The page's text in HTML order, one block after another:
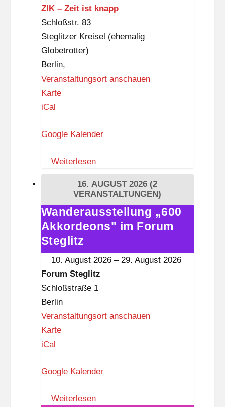
ZIK – Zeit ist knapp
Schloßstr. 83
Steglitzer Kreisel (ehemalig
Globetrotter)
Berlin,
Veranstaltungsort anschauen
KarteZ
–
e
i
i
t
k
n
a
p
p
iCal
Google Kalender
Weiterlesen
16. AUGUST 2026 (2
VERANSTALTUNGEN)
Wanderausstellung
„600
Akkordeons"
im
Wanderausstellung „600
Akkordeons" im Forum
Steglitz
10. August 2026 – 29. August 2026
Forum Steglitz
Schloßstraße 1
Berlin
Veranstaltungsort anschauen
KarteF
u
S
iCal
Google Kalender
Weiterlesen